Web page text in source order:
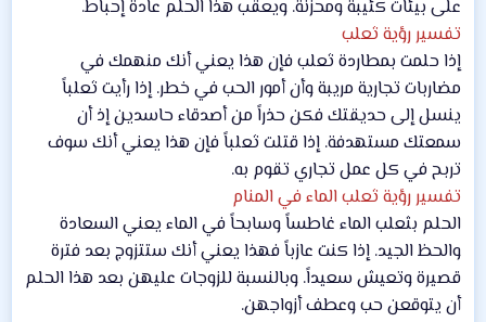
على بيئات كئيبة ومحزنة. ويعقب هذا الحلم عادة إحباط.
تفسير رؤية ثعلب
إذا حلمت بمطاردة ثعلب فإن هذا يعني أنك منهمك في
مضاربات تجارية مريبة وأن أمور الحب في خطر. إذا رأيت ثعلباً
ينسل إلى حديقتك فكن حذراً من أصدقاء حاسدين إذ أن
سمعتك مستهدفة. إذا قتلت ثعلباً فإن هذا يعني أنك سوف
تربح في كل عمل تجاري تقوم به.
تفسير رؤية ثعلب الماء في المنام
الحلم بثعلب الماء غاطساً وسابحاً في الماء يعني السعادة
والحظ الجيد. إذا كنت عازباً فهذا يعني أنك ستتزوج بعد فترة
قصيرة وتعيش سعيداً. وبالنسبة للزوجات عليهن بعد هذا الحلم
أن يتوقعن حب وعطف أزواجهن.